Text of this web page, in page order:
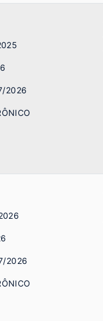
2026
2026